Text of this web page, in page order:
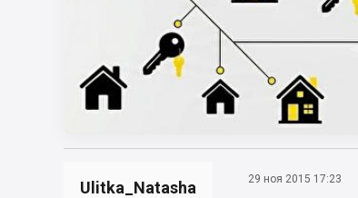
Ulitka_Natasha 29 ноя 2015 17:23